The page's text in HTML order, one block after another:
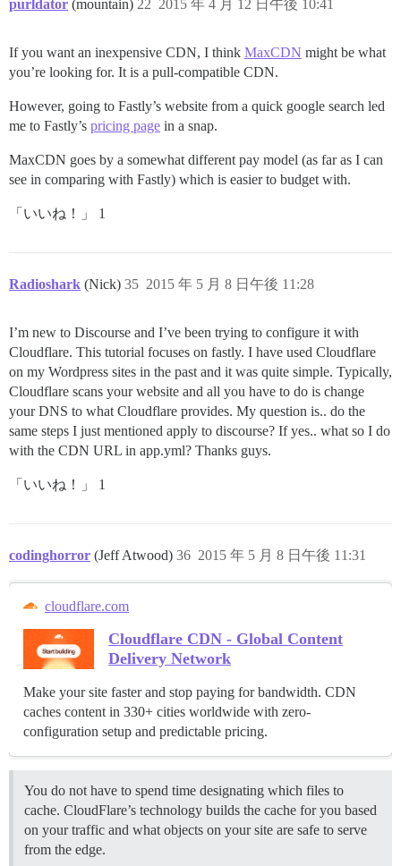
purldator (mountain) 2015 年 4 月 12 日午後 10:41
22
If you want an inexpensive CDN, I think MaxCDN might be what
you’re looking for. It is a pull-compatible CDN.
However, going to Fastly’s website from a quick google search led
me to Fastly’s pricing page in a snap.
MaxCDN goes by a somewhat different pay model (as far as I can
see in comparing with Fastly) which is easier to budget with.
「いいね！」 1
Radioshark (Nick) 2015 年 5 月 8 日午後 11:28
35
I’m new to Discourse and I’ve been trying to configure it with
Cloudflare. This tutorial focuses on fastly. I have used Cloudflare
on my Wordpress sites in the past and it was quite simple. Typically,
Cloudflare scans your website and all you have to do is change
your DNS to what Cloudflare provides. My question is.. do the
same steps I just mentioned apply to discourse? If yes.. what so I do
with the CDN URL in app.yml? Thanks guys.
「いいね！」 1
codinghorror (Jeff Atwood) 2015 年 5 月 8 日午後 11:31
36
cloudflare.com
Cloudflare CDN - Global Content
Delivery Network
Make your site faster and stop paying for bandwidth. CDN
caches content in 330+ cities worldwide with zero-
configuration setup and predictable pricing.
You do not have to spend time designating which files to
cache. CloudFlare’s technology builds the cache for you based
on your traffic and what objects on your site are safe to serve
from the edge.